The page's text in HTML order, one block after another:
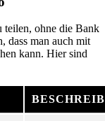
teilen, ohne die Bank
dass man auch mit
kann. Hier sind